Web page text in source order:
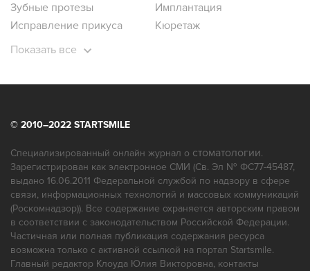
Зубные протезы
Имплантация
Исправление прикуса
Кюретаж
Лечение десен
Протезирование
Профгигиена
Ремонт зубных протезов
Показать все
© 2010–2022 STARTSMILE
Специализированный онлайн журнал о стоматологии.
Зарегистрирован как электронное СМИ (Св. Эл № ФС77-45487,
выдано 16.06.2011 Федеральной службой по надзору в сфере
связи, информационных технологий и массовых коммуникаций
(Роскомнадзор)). Все содержание охраняется авторским правом
в соответствии с законодательством Российской Федерации.
Частичная или полная публикация содержания ресурса
возможна только с активной ссылкой на портал Startsmile.
Главный редактор Клоуда Юлия Викторовна, контакты